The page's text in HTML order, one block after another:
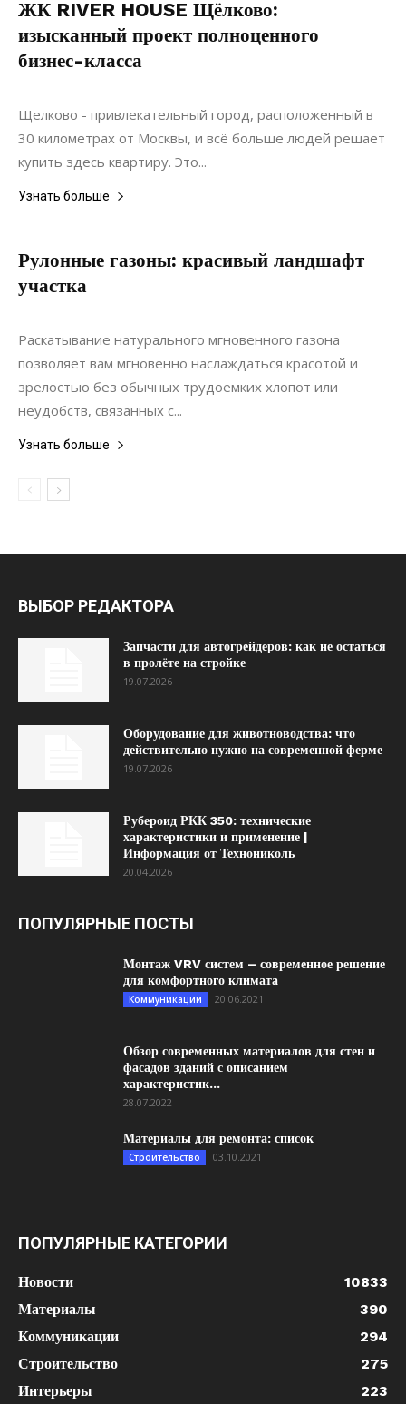
ЖК RIVER HOUSE Щёлково:
изысканный проект полноценного
бизнес-класса
08.08.2022
Щелково - привлекательный город, расположенный в
30 километрах от Москвы, и всё больше людей решает
купить здесь квартиру. Это...
Узнать больше
Рулонные газоны: красивый ландшафт
участка
17.03.2022
Раскатывание натурального мгновенного газона
позволяет вам мгновенно наслаждаться красотой и
зрелостью без обычных трудоемких хлопот или
неудобств, связанных с...
Узнать больше
ВЫБОР РЕДАКТОРА
Запчасти для автогрейдеров: как не остаться
в пролёте на стройке
19.07.2026
Оборудование для животноводства: что
действительно нужно на современной ферме
19.07.2026
Рубероид РКК 350: технические
характеристики и применение |
Информация от Технониколь
20.04.2026
ПОПУЛЯРНЫЕ ПОСТЫ
Монтаж VRV систем – современное решение
для комфортного климата
Коммуникации 20.06.2021
Обзор современных материалов для стен и
фасадов зданий с описанием
характеристик...
28.07.2022
Материалы для ремонта: список
Строительство 03.10.2021
ПОПУЛЯРНЫЕ КАТЕГОРИИ
Новости
10833
Материалы
390
Коммуникации
294
Строительство
275
Интерьеры
223